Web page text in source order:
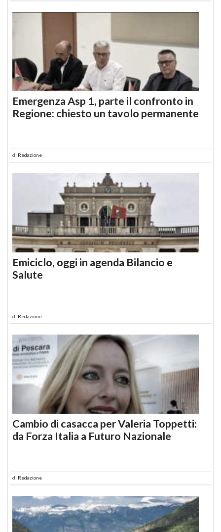
Emergenza Asp 1, parte il confronto in
Regione: chiesto un tavolo permanente
di Redazione
Emiciclo, oggi in agenda Bilancio e
Salute
di Redazione
Cambio di casacca per Valeria Toppetti:
da Forza Italia a Futuro Nazionale
di Redazione